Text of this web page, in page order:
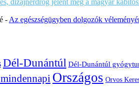
dizájnerdrog jelent meg a magyar
- Az egészségügyben dolgozók
Dél-Dunántúl Dél-Dunántúl
Országos Orvos